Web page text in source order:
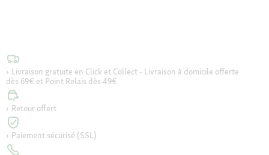
Livraison gratuite en Click et Collect - Livraison à domicile offerte
dès 69€ et Point Relais dès 49€
Retour offert
Paiement sécurisé (SSL)